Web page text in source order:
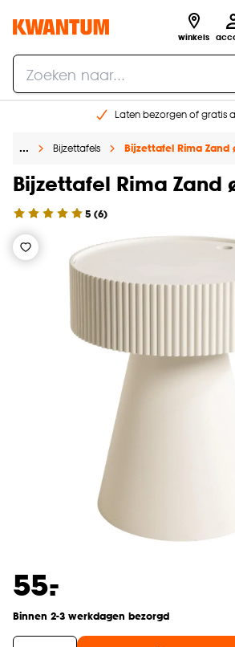
winkels
Laten bezorgen of gratis
Gratis raam advies en
… Bijzettafels Bijzettafel Rima Zand
Bijzettafel Rima Zand
5 (6)
55.
-
Binnen 2-3 werkdagen bezorgd